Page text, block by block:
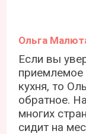
Ольга
Если вы
приемлемое
кухня, то
обратное.
многих
сидит на